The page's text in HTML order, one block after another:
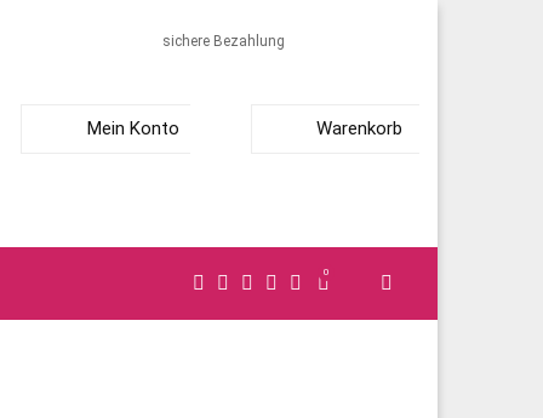
sichere Bezahlung
Mein Konto Warenkorb
0